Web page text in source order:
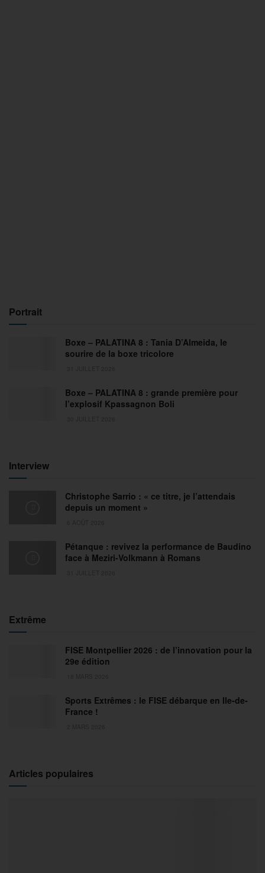
Portrait
Boxe – PALATINA 8 : Tania D’Almeida, le
sourire de la boxe tricolore
Boxe – PALATINA 8 : grande première pour
l’explosif Kpassagnon Boli
Interview
Christophe Sarrio : « ce titre, je l’attendais
depuis un moment »
Pétanque : revivez la performance de Baudino
face à Meziri-Volkmann à Romans
Extrême
FISE Montpellier 2026 : de l’innovation pour la
29e édition
Sports Extrêmes : le FISE débarque en Ile-de-
France !
Articles populaires